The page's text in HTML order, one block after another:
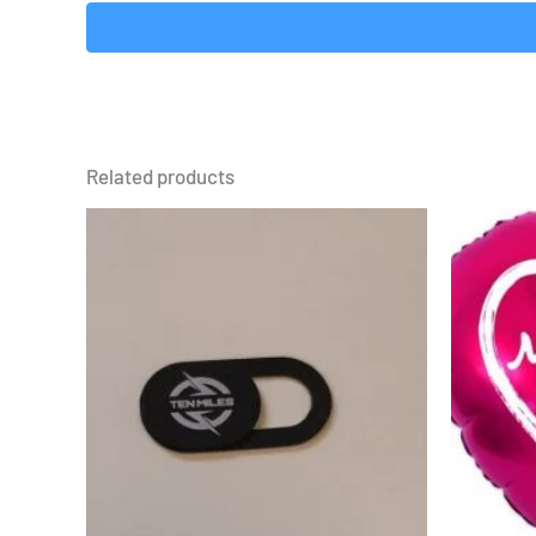
Related products